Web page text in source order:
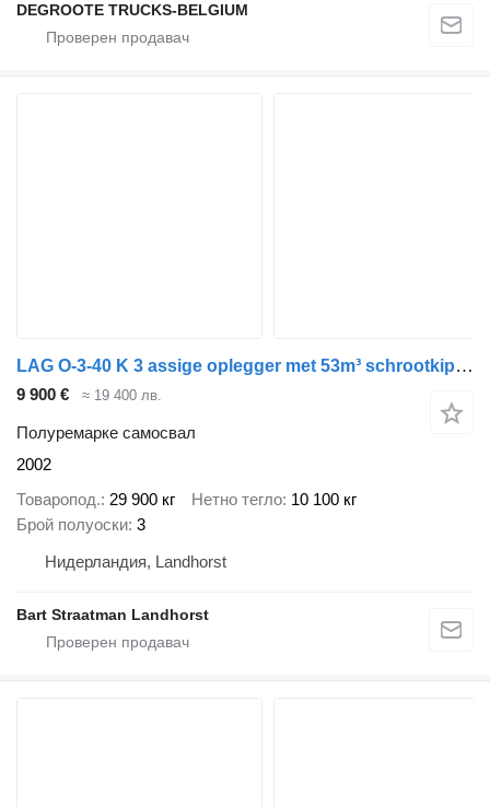
DEGROOTE TRUCKS-BELGIUM
LAG O-3-40 K 3 assige oplegger met 53m³ schrootkipper met deuren
9 900 € ≈ 19 400 лв.
Полуремарке самосвал
2002
Товаропод. 29 900 кг Нетно тегло 10 100 кг
Брой полуоски 3
Нидерландия, Landhorst
Bart Straatman Landhorst